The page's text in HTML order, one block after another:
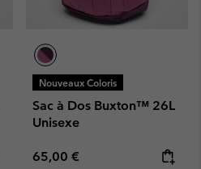
Nouveaux Coloris
Sac à Dos Buxton™ 26L
Unisexe
Regular price:
65,00 €